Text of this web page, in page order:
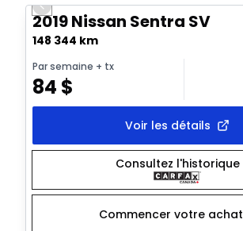
Previous slide
2019 Nissan Sentra SV
148 344 km
Par semaine + tx
84 $
Voir les détails
Consultez l'historique
Commencer votre achat